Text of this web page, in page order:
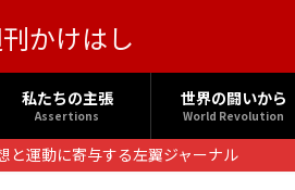
私たちの主張
Assertions
世界の闘いから
World Revolution
と運動に寄与する左翼ジャーナル